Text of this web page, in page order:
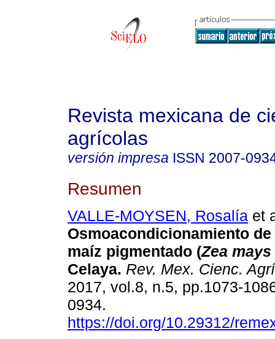
Revista mexicana de
agrícolas
versión impresa ISSN 2007-
Resumen
VALLE-MOYSEN, Rosalía et
Osmoacondicionamiento
maíz pigmentado (Zea mays
Celaya. Rev. Mex. Cienc.
2017, vol.8, n.5, pp.1073-
0934.
https://doi.org/10.29312/